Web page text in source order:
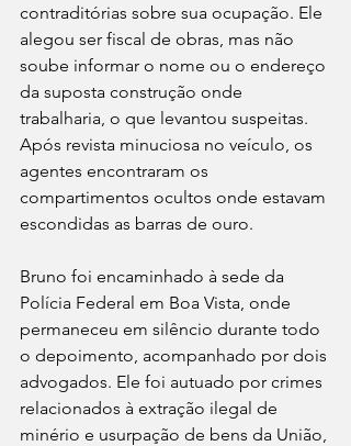
contraditórias sobre sua ocupação. Ele
alegou ser fiscal de obras, mas não
soube informar o nome ou o endereço
da suposta construção onde
trabalharia, o que levantou suspeitas.
Após revista minuciosa no veículo, os
agentes encontraram os
compartimentos ocultos onde estavam
escondidas as barras de ouro.
Bruno foi encaminhado à sede da
Polícia Federal em Boa Vista, onde
permaneceu em silêncio durante todo
o depoimento, acompanhado por dois
advogados. Ele foi autuado por crimes
relacionados à extração ilegal de
minério e usurpação de bens da União,